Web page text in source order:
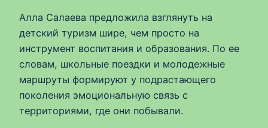
Алла Салаева предложила взглянуть на
детский туризм шире, чем просто на
инструмент воспитания и образования. По ее
словам, школьные поездки и молодежные
маршруты формируют у подрастающего
поколения эмоциональную связь с
территориями, где они побывали.